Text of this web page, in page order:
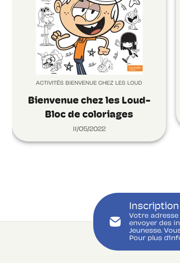
ACTIVITÉS BIENVENUE CHEZ LES LOUD
Bienvenue chez les Loud-
Bloc de coloriages
11/05/2022
Votre
envoyer des
Jeunesse.
Pour plus